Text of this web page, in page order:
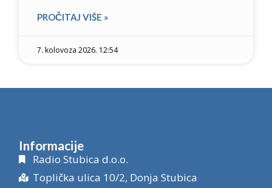
PROČITAJ VIŠE »
7. kolovoza 2026. 12:54
Informacije
Radio Stubica d.o.o.
Toplička ulica 10/2, Donja Stubica